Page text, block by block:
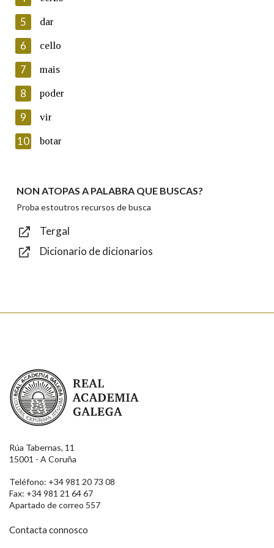
Lin e acepto as condicións da política de
Introduce o código que aparece na imaxe:
Texto de verificación
Enviar
5 dar
6 cello
7 mais
8 poder
9 vir
10 botar
NON ATOPAS A PALABRA QUE BUSCAS?
Proba estoutros recursos de busca
Tergal
Dicionario de dicionarios
Real Academia Galega
Rúa Tabernas, 11
15001 - A Coruña
Teléfono: +34 981 20 73 08
Fax: +34 981 21 64 67
Apartado de correo 557
Contacta connosco